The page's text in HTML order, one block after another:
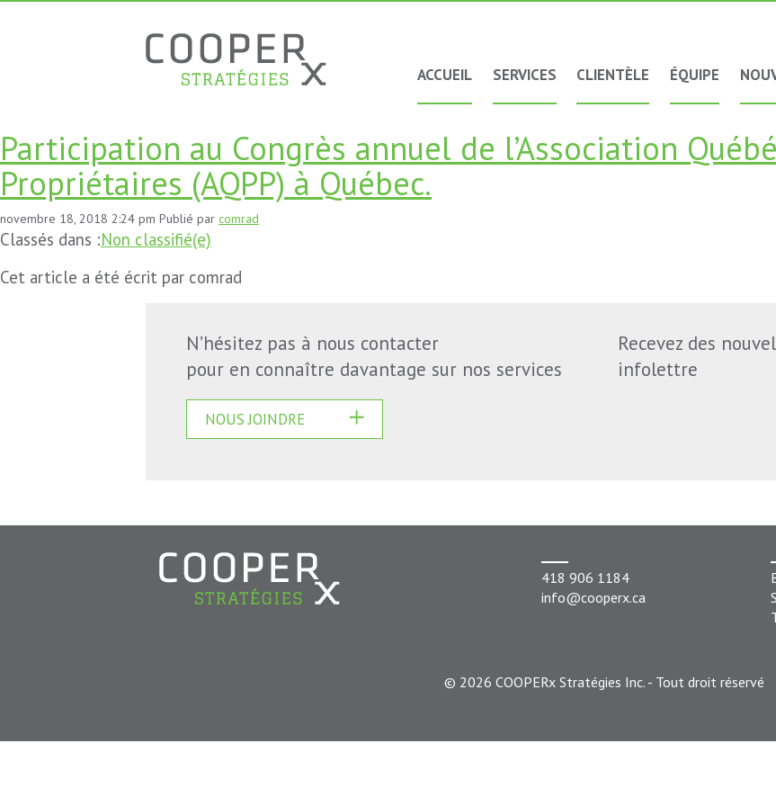
ACCUEIL SERVICES CLIENTÈLE ÉQUIPE
Participation au Congrès annuel de l’Association
Propriétaires (AQPP) à Québec.
novembre 18, 2018 2:24 pm Publié par comrad
Classés dans :Non classifié(e)
Cet article a été écrit par comrad
N’hésitez pas à nous contacter
pour en connaître davantage sur nos services
NOUS JOINDRE
Recevez des
infolettre
418 906 1184
info@cooperx.ca
© 2026 COOPERx Stratégies Inc. - Tout droit réservé